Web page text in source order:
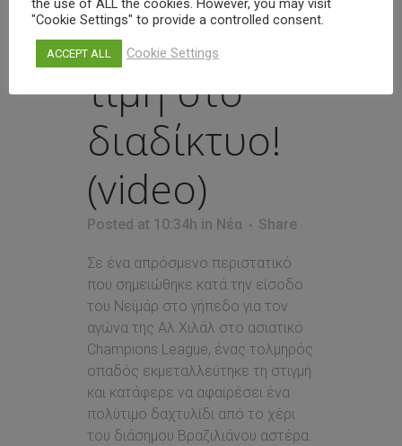
εξωφρενική
τιμή στο
διαδίκτυο!
(video)
Posted at 10:34h in Νέα Share
Σε ένα απρόσμενο περιστατικό
που σημειώθηκε κατά την είσοδο
του Νεϊμάρ στο γήπεδο για τον
αγώνα της Αλ Χιλάλ στο ασιατικό
Champions League, ένας τολμηρός
οπαδός εκμεταλλεύτηκε τη στιγμή
και κατάφερε να αφαιρέσει ένα
πολύτιμο δαχτυλίδι από το χέρι
του διάσημου Βραζιλιάνου αστέρα.
"Cookie Settings" to provide a controlled consent.
ACCEPT ALL Cookie Settings